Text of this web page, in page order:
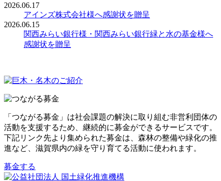
2026.06.17
アインズ株式会社様へ感謝状を贈呈
2026.06.15
関西みらい銀行様・関西みらい銀行緑と水の基金様へ
感謝状を贈呈
「つながる募金」は社会課題の解決に取り組む非営利団体の
活動を支援するため、継続的に募金ができるサービスです。
下記リンク先より集められた募金は、森林の整備や緑化の推
進など、滋賀県内の緑を守り育てる活動に使われます。
募金する